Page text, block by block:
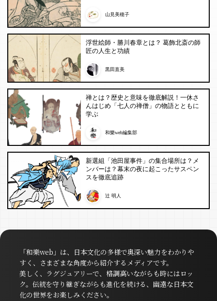
山見美穂子
浮世絵師・勝川春章とは？ 葛飾北斎の師
匠の人生と功績
黒田直美
禅とは？歴史と意味を徹底解説！一休さ
んはじめ「七人の禅僧」の物語とともに
学ぶ
和樂web編集部
新選組「池田屋事件」の集合場所は？メ
ンバーは？幕末の夜に起こったサスペン
スを徹底追跡
辻 明人
「和樂web」は、日本文化の多様で奥深い魅力をわかりや
すく、さまざまな角度から紹介するメディアです。
美しく、ラグジュアリーで、格調高いながらも時にはロッ
ク。伝統を守り継ぎながらも進化を続ける、幽遠な日本文
化の世界をお楽しみください。